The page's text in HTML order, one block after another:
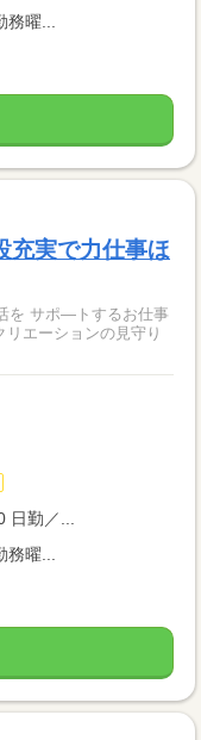
曜...
実で力仕事ほ
を サポ―トするお仕事
日勤／...
曜...